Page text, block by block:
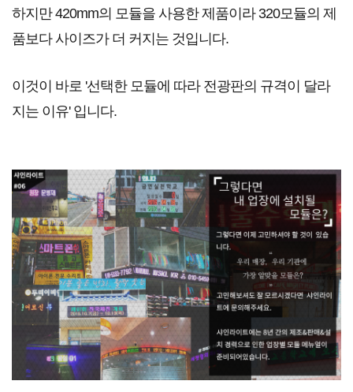
하지만 420mm의 모듈을 사용한 제품이라 320모듈의 제
품보다 사이즈가 더 커지는 것입니다.
이것이 바로 '선택한 모듈에 따라 전광판의 규격이 달라
지는 이유' 입니다.